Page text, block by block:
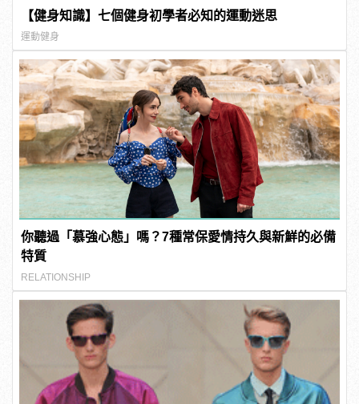
【健身知識】七個健身初學者必知的運動迷思
運動健身
你聽過「慕強心態」嗎？7種常保愛情持久與新鮮的必備
特質
RELATIONSHIP